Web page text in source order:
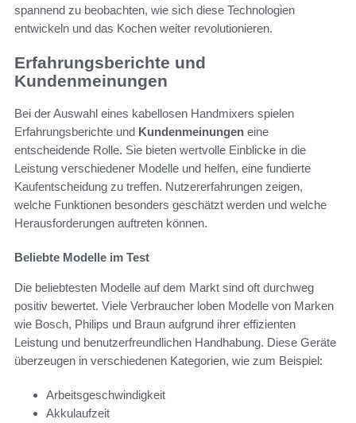
spannend zu beobachten, wie sich diese Technologien
entwickeln und das Kochen weiter revolutionieren.
Erfahrungsberichte und
Kundenmeinungen
Bei der Auswahl eines kabellosen Handmixers spielen
Erfahrungsberichte und Kundenmeinungen eine
entscheidende Rolle. Sie bieten wertvolle Einblicke in die
Leistung verschiedener Modelle und helfen, eine fundierte
Kaufentscheidung zu treffen. Nutzererfahrungen zeigen,
welche Funktionen besonders geschätzt werden und welche
Herausforderungen auftreten können.
Beliebte Modelle im Test
Die beliebtesten Modelle auf dem Markt sind oft durchweg
positiv bewertet. Viele Verbraucher loben Modelle von Marken
wie Bosch, Philips und Braun aufgrund ihrer effizienten
Leistung und benutzerfreundlichen Handhabung. Diese Geräte
überzeugen in verschiedenen Kategorien, wie zum Beispiel:
Arbeitsgeschwindigkeit
Akkulaufzeit